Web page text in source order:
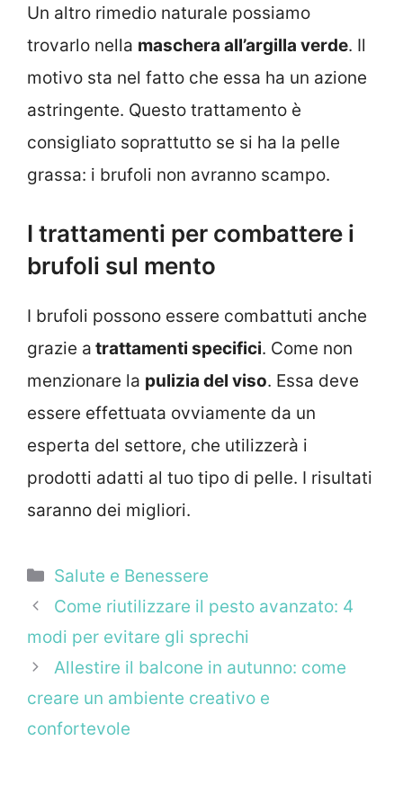
Un altro rimedio naturale possiamo
trovarlo nella maschera all’argilla verde. Il
motivo sta nel fatto che essa ha un azione
astringente. Questo trattamento è
consigliato soprattutto se si ha la pelle
grassa: i brufoli non avranno scampo.
I trattamenti per combattere i
brufoli sul mento
I brufoli possono essere combattuti anche
grazie a trattamenti specifici. Come non
menzionare la pulizia del viso. Essa deve
essere effettuata ovviamente da un
esperta del settore, che utilizzerà i
prodotti adatti al tuo tipo di pelle. I risultati
saranno dei migliori.
Categorie
Salute e Benessere
Come riutilizzare il pesto avanzato: 4
modi per evitare gli sprechi
Allestire il balcone in autunno: come
creare un ambiente creativo e
confortevole